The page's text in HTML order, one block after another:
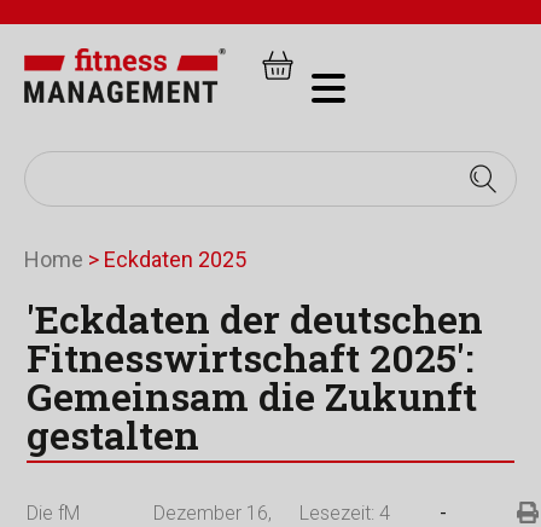
Home > Eckdaten 2025
'Eckdaten der deutschen
Fitnesswirtschaft 2025':
Gemeinsam die Zukunft
gestalten
Die fM
Dezember 16,
Lesezeit: 4
-